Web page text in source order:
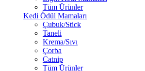
Tüm Ürünler
Kedi Ödül Mamaları
Çubuk/Stick
Taneli
Krema/Sıvı
Çorba
Catnip
Tüm Ürünler